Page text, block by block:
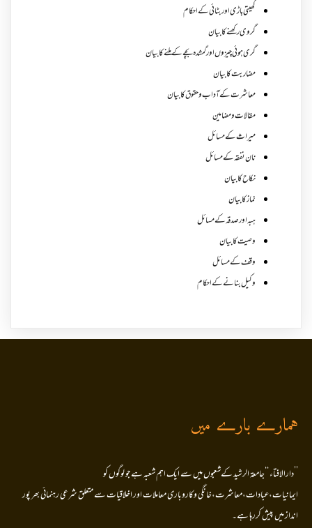
کھیتی باڑی اور بٹائی کے احکام
گروی رکھنے کا بیان
گری ہوئی چیزوں اورگمشدہ بچے کے ملنے کا بیان
مضاربت کا بیان
معاشرت کے آداب و حقوق کا بیان
مقالات ومضامین
میراث کے مسائل
نان نفقہ کے مسائل
نکاح کا بیان
نماز کا بیان
ہبہ اور صدقہ کے مسائل
وصیت کا بیان
وقف کے مسائل
وکیل بنانے کے احکام
ہمارے بارے میں
’’دارالافتاء ‘‘جامعۃ الرشید کےشعبوں میں سے ایک اہم شعبہ ہے جو لوگوں کو
ایمانیات،عبادات،معاشرت،خانگی وکاروباری معاملات اور اخلاقیات سے متعلق شرعی رہنمائی بھر پور
انداز میں پیش کررہا ہے۔